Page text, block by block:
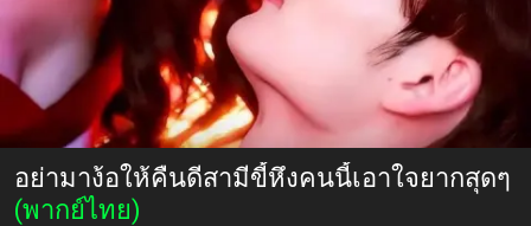
อย่ามาง้อให้คืนดีสามีขี้หึงคนนี้เอาใจยากสุดๆ
(พากย์ไทย)